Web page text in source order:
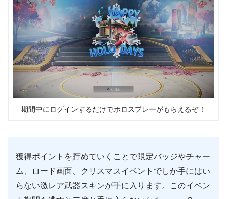
期間中にログインするだけでホロスプレーがもらえるぞ！
獲得ポイントを貯めていくことで限定バッジやチャー
ム、ロード画面、クリスマスイベントでしか手にはい
らない激レア武器スキンが手に入ります。このイベン